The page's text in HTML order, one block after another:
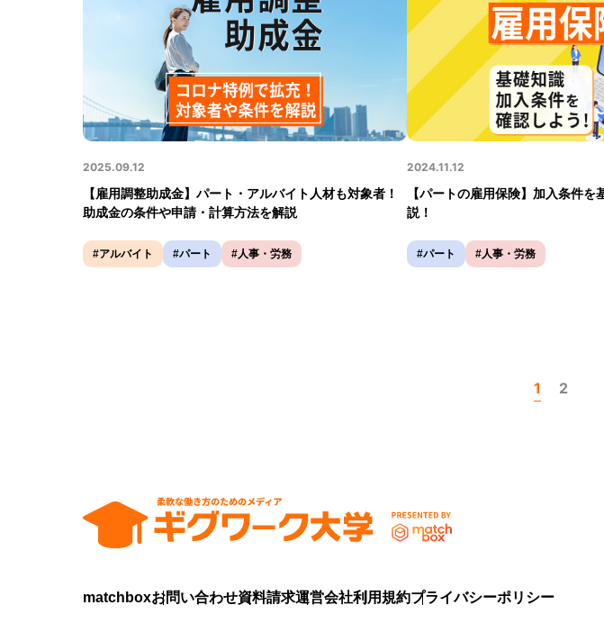
2025.09.12
【雇用調整助成金】パート・アルバイト人材も対象者！
助成金の条件や申請・計算方法を解説
#アルバイト #パート #人事・労務
2024.11.12
【パートの雇用保険】加入条件を
説！
#パート #人事・労務
1 2
matchboxお問い合わせ資料請求運営会社利用規約プライバシーポリシー